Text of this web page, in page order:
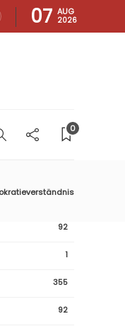
07 AUG
2026
0
92
1
355
92